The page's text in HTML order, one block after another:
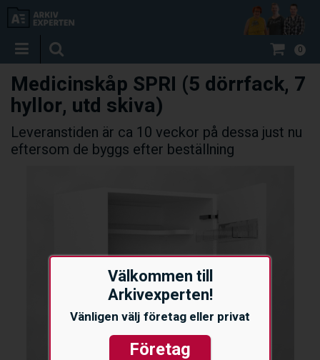
Välkommen till
Arkivexperten!
Vänligen välj företag eller privat
Företag
0
Medicinskåp SPRI (5 dörrfack, 7
hyllor, utd skiva)
Leveranstiden är ca 10 veckor på dessa just nu
eftersom de byggs efter beställning